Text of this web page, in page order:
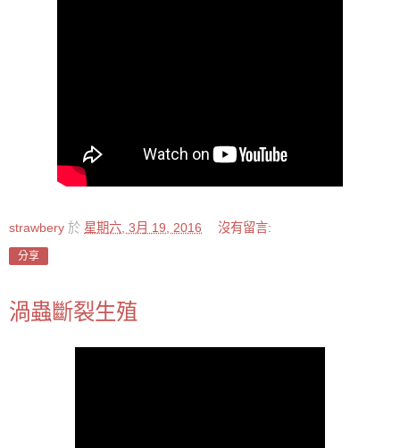
strawbery 於 星期六, 3月 19, 2016 沒有留言:
分享
渦蟲斷裂生殖